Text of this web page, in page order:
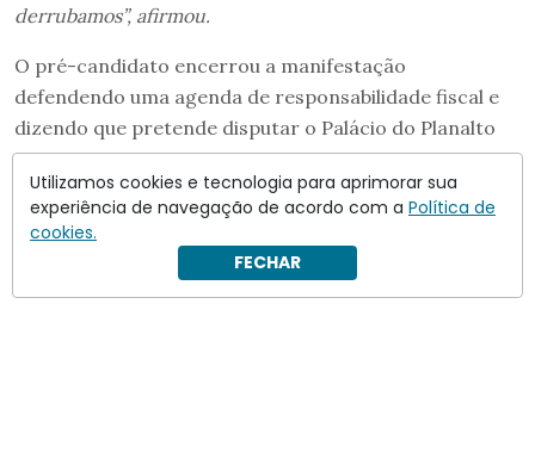
derrubamos”, afirmou.
O pré-candidato encerrou a manifestação
defendendo uma agenda de responsabilidade fiscal e
dizendo que pretende disputar o Palácio do Planalto
em 2026.
Utilizamos cookies e tecnologia para aprimorar sua
experiência de navegação de acordo com a Política de
cookies.
FECHAR